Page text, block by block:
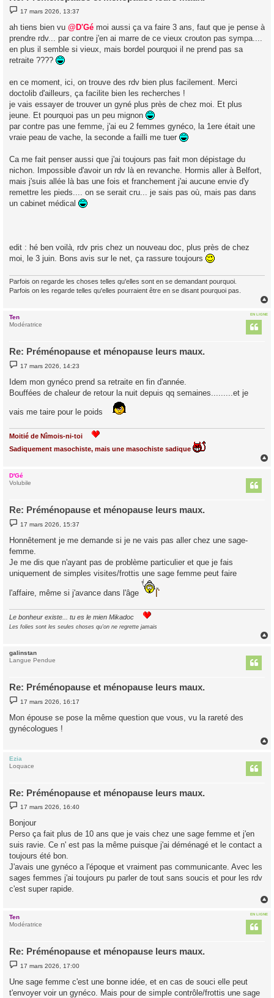
M
s
s
a
e
17 mars 2026, 13:37
ah tiens bien vu @D'Gé moi aussi ça va faire 3 ans, faut que je pense à
prendre rdv... par contre j'en ai marre de ce vieux crouton pas sympa....
en plus il semble si vieux, mais bordel pourquoi il ne prend pas sa
retraite ????
en ce moment, ici, on trouve des rdv bien plus facilement. Merci
doctolib d'ailleurs, ça facilite bien les recherches !
je vais essayer de trouver un gyné plus près de chez moi. Et plus
jeune. Et pourquoi pas un peu mignon
par contre pas une femme, j'ai eu 2 femmes gynéco, la 1ere était une
vraie peau de vache, la seconde a failli me tuer
Ca me fait penser aussi que j'ai toujours pas fait mon dépistage du
nichon. Impossible d'avoir un rdv là en revanche. Hormis aller à Belfort,
mais j'suis allée là bas une fois et franchement j'ai aucune envie d'y
remettre les pieds.... on se serait cru... je sais pas où, mais pas dans
un cabinet médical
edit : hé ben voilà, rdv pris chez un nouveau doc, plus près de chez
moi, le 3 juin. Bons avis sur le net, ça rassure toujours
Parfois on regarde les choses telles qu'elles sont en se demandant pourquoi.
Parfois on les regarde telles qu'elles pourraient être en se disant pourquoi pas.
EN LIGNE
Ten
Modératrice
Re: Préménopause et ménopause leurs maux.
M
e
s
a
17 mars 2026, 14:23
Idem mon gynéco prend sa retraite en fin d'année.
Bouffées de chaleur de retour la nuit depuis qq semaines.........et je
vais me taire pour le poids
Moitié de Nîmois-ni-toi
Sadiquement masochiste, mais une masochiste sadique
D'Gé
Volubile
Re: Préménopause et ménopause leurs maux.
M
e
s
a
e
17 mars 2026, 15:37
Honnêtement je me demande si je ne vais pas aller chez une sage-
femme.
Je me dis que n'ayant pas de problème particulier et que je fais
uniquement de simples visites/frottis une sage femme peut faire
l'affaire, même si j'avance dans l'âge
Le bonheur existe... tu es le mien Mikadoc
Les folies sont les seules choses qu'on ne regrette jamais
galinstan
Langue Pendue
Re: Préménopause et ménopause leurs maux.
M
e
s
a
17 mars 2026, 16:17
Mon épouse se pose la même question que vous, vu la rareté des
gynécologues !
Ezia
Loquace
Re: Préménopause et ménopause leurs maux.
M
s
a
g
e
17 mars 2026, 16:40
Bonjour
Perso ça fait plus de 10 ans que je vais chez une sage femme et j'en
suis ravie. Ce n' est pas la même puisque j'ai déménagé et le contact a
toujours été bon.
J'avais une gynéco a l'époque et vraiment pas communicante. Avec les
sages femmes j'ai toujours pu parler de tout sans soucis et pour les rdv
c'est super rapide.
EN LIGNE
Ten
Modératrice
Re: Préménopause et ménopause leurs maux.
M
e
s
a
17 mars 2026, 17:00
Une sage femme c'est une bonne idée, et en cas de souci elle peut
t'envoyer voir un gynéco. Mais pour de simple contrôle/frottis une sage